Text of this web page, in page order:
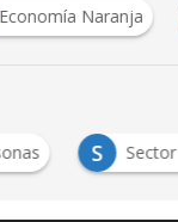
Naranja
S Sector TI T